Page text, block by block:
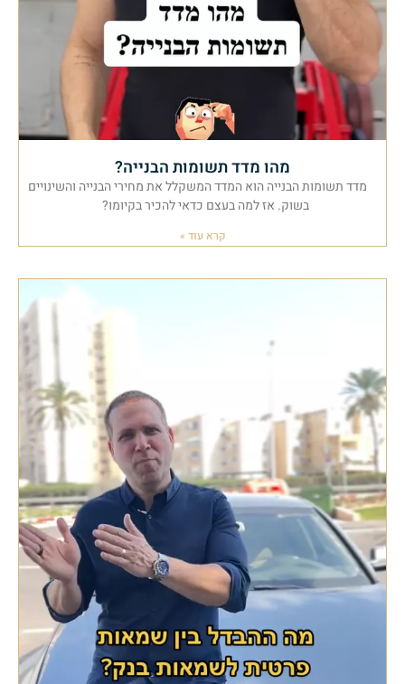
מהו מדד תשומות הבנייה?
מדד תשומות הבנייה הוא המדד המשקלל את מחירי הבנייה והשינויים
בשוק. אז למה בעצם כדאי להכיר בקיומו?
קרא עוד »